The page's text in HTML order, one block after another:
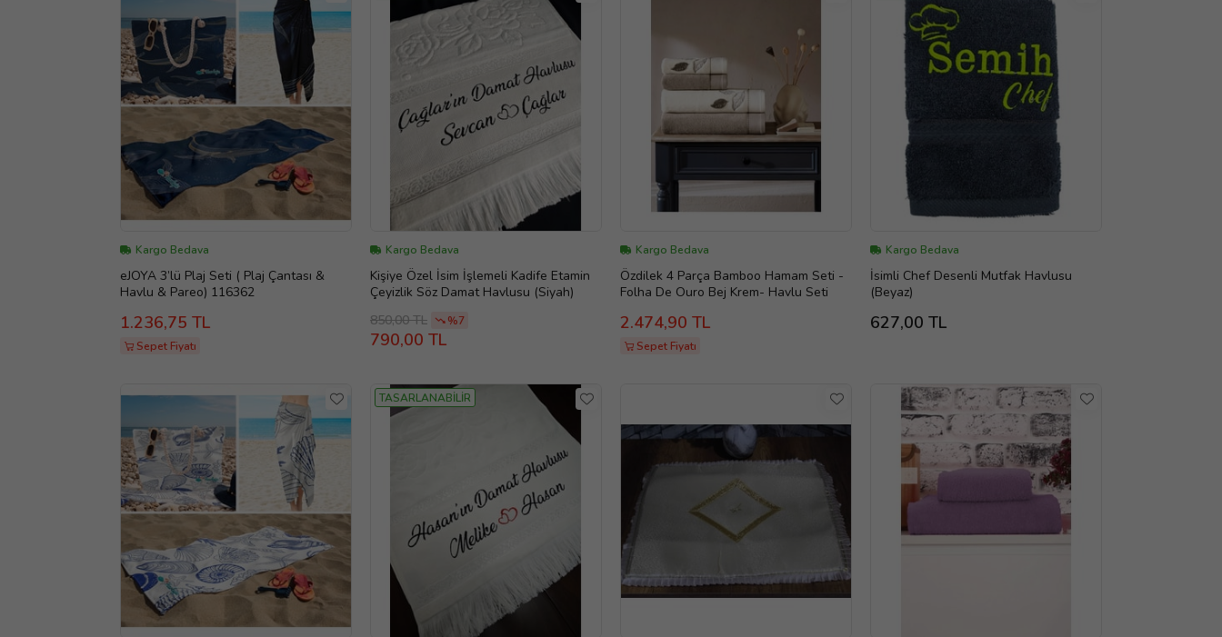
Kargo Bedava
eJOYA 3’lü Plaj Seti ( Plaj Çantası &
Havlu & Pareo) 116362
1.236,75 TL
Sepet Fiyatı
Kargo Bedava
Kişiye Özel İsim İşlemeli Kadife Etamin
Çeyizlik Söz Damat Havlusu (Siyah)
850,00 TL
%7
790,00 TL
Kargo Bedava
Özdilek 4 Parça Bamboo Hamam Seti -
Folha De Ouro Bej Krem- Havlu Seti
2.474,90 TL
Sepet Fiyatı
Kargo Bedava
İsimli Chef Desenli Mutfak Havlusu
(Beyaz)
627,00 TL
TASARLANABİLİR